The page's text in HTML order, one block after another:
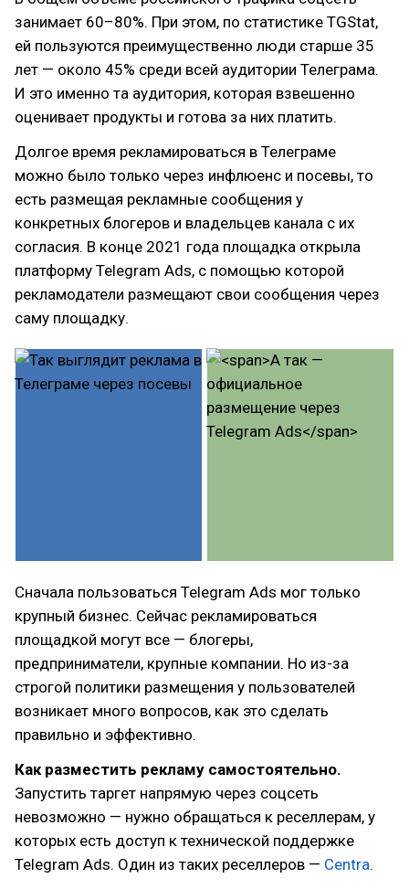
занимает 60–80%. При этом, по статистике TGStat,
ей пользуются преимущественно люди старше 35
лет — около 45% среди всей аудитории Телеграма.
И это именно та аудитория, которая взвешенно
оценивает продукты и готова за них платить.
Долгое время рекламироваться в Телеграме
можно было только через инфлюенс и посевы, то
есть размещая рекламные сообщения у
конкретных блогеров и владельцев канала с их
согласия. В конце 2021 года площадка открыла
платформу Telegram Ads, с помощью которой
рекламодатели размещают свои сообщения через
саму площадку.
Сначала пользоваться Telegram Ads мог только
крупный бизнес. Сейчас рекламироваться
площадкой могут все — блогеры,
предприниматели, крупные компании. Но из-за
строгой политики размещения у пользователей
возникает много вопросов, как это сделать
правильно и эффективно.
Как разместить рекламу самостоятельно.
Запустить таргет напрямую через соцсеть
невозможно — нужно обращаться к реселлерам, у
которых есть доступ к технической поддержке
Telegram Ads. Один из таких реселлеров — Сentra.